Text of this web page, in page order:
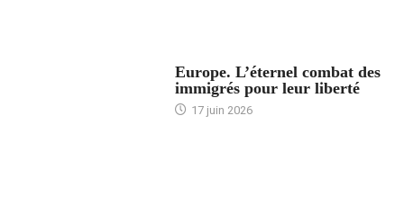
Europe. L’éternel combat des
immigrés pour leur liberté
17 juin 2026